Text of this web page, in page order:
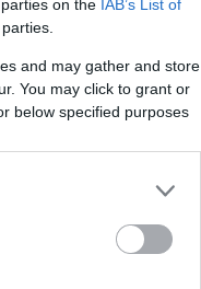
on the IAB’s List of
and may gather and store
You may click to grant or
below specified purposes
ti